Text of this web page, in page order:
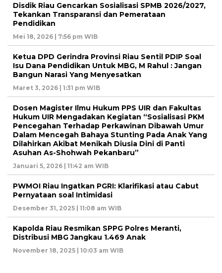
Disdik Riau Gencarkan Sosialisasi SPMB 2026/2027,
Tekankan Transparansi dan Pemerataan
Pendidikan
Mei 18, 2026 | 7:56 pm WIB
Ketua DPD Gerindra Provinsi Riau Sentil PDIP Soal
Isu Dana Pendidikan Untuk MBG, M Rahul : Jangan
Bangun Narasi Yang Menyesatkan
Maret 3, 2026 | 1:31 pm WIB
Dosen Magister Ilmu Hukum PPS UIR dan Fakultas
Hukum UIR Mengadakan Kegiatan “Sosialisasi PKM
Pencegahan Terhadap Perkawinan Dibawah Umur
Dalam Mencegah Bahaya Stunting Pada Anak Yang
Dilahirkan Akibat Menikah Diusia Dini di Panti
Asuhan As-Shohwah Pekanbaru”
Januari 5, 2026 | 11:42 am WIB
PWMOI Riau Ingatkan PGRI: Klarifikasi atau Cabut
Pernyataan soal Intimidasi
Desember 31, 2025 | 11:08 am WIB
Kapolda Riau Resmikan SPPG Polres Meranti,
Distribusi MBG Jangkau 1.469 Anak
November 18, 2025 | 10:03 am WIB